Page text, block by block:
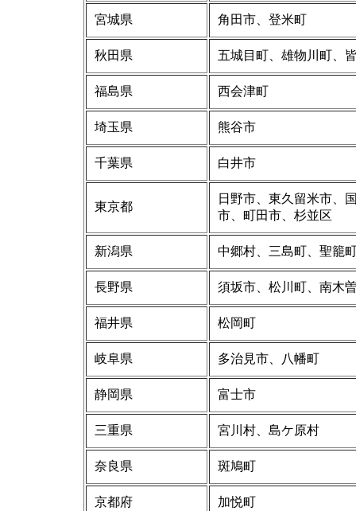
宮城県 角田市、登米町
秋田県 五城目町、雄物川町、
福島県 西会津町
埼玉県 熊谷市
千葉県 白井市
東京都
日野市、東久留米市、
市、町田市、杉並区
新潟県 中郷村、三島町、聖籠
長野県 須坂市、松川町、南木
福井県 松岡町
岐阜県 多治見市、八幡町
静岡県 富士市
三重県 宮川村、島ケ原村
奈良県 斑鳩町
京都府 加悦町